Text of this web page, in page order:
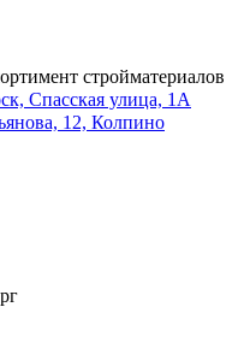
стройматериалов
Спасская улица, 1А
12, Колпино